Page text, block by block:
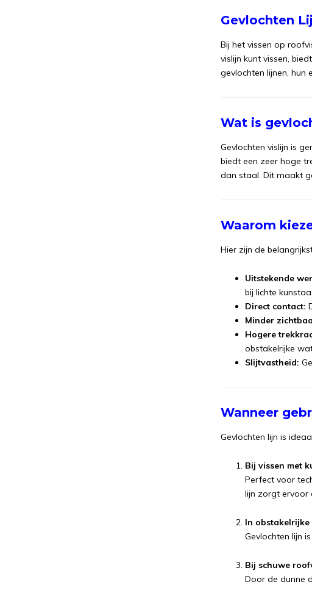
Gevlochten
Bij het vissen op
vislijn kunt vissen,
gevlochten lijnen, hun
Wat is
Gevlochten vislijn is
biedt een zeer hoge
dan staal. Dit maakt
Waarom
Hier zijn de
Uitstekende
bij lichte
Direct contact:
Minder
Hogere
obstakelrijke
Slijtvastheid:
Wanneer
Gevlochten lijn is
Bij vissen met
Perfect voor
lijn zorgt ervoor
In obstakelrijke
Gevlochten lijn
Bij schuwe
Door de dunne